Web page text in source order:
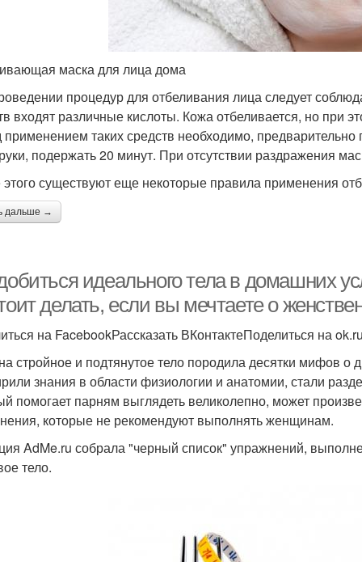
маска для лица дома
процедур для отбеливания лица следует
входят различные кислоты. Кожа отбеливается, но при
таких средств необходимо,
подержать 20 минут. При отсутствии раздражения
существуют еще некоторые правила применения
дальше →
идеального тела в домашних
делать, если вы мечтаете о
на FacebookРассказать ВКонтактеПоделиться на
стройное и подтянутое тело породила десятки мифов о
знания в области физиологии и анатомии, стали
помогает парням выглядеть великолепно, может
которые не рекомендуют выполнять женщинам.
AdMe.ru собрала "черный список" упражнений,
тело.